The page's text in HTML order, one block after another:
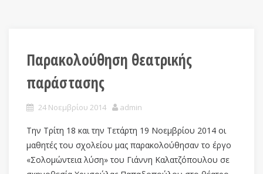
Παρακολούθηση θεατρικής
παράστασης
24 Νοεμβρίου 2014 admin
Την Τρίτη 18 και την Τετάρτη 19 Νοεμβρίου 2014 οι
μαθητές του σχολείου μας παρακολούθησαν το έργο
«Σολομώντεια λύση» του Γιάννη Καλατζόπουλου σε